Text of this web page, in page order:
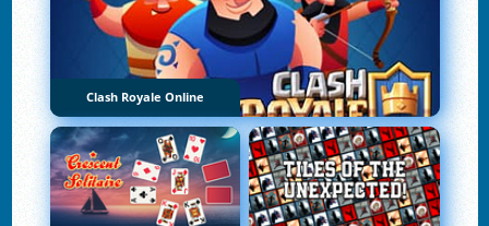
Clash Royale Online